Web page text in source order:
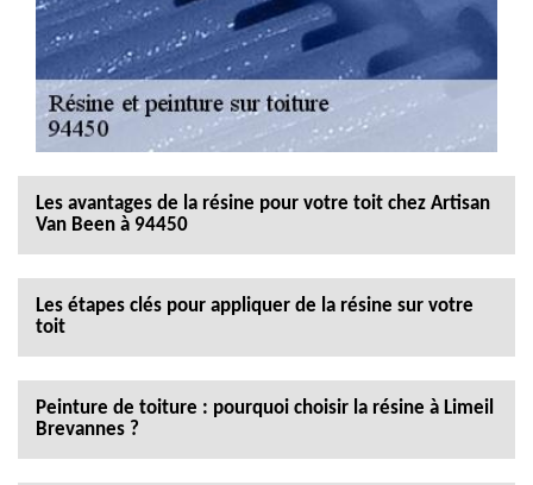
Les avantages de la résine pour votre toit chez Artisan
Van Been à 94450
Les étapes clés pour appliquer de la résine sur votre
toit
Peinture de toiture : pourquoi choisir la résine à Limeil
Brevannes ?